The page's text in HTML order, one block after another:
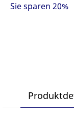
Sie sparen 20%